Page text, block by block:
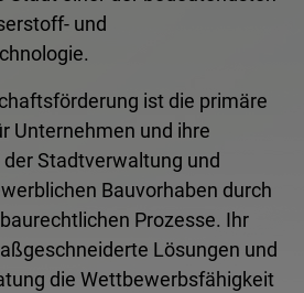
und
ist die primäre
Unternehmen und ihre
Stadtverwaltung und
Bauvorhaben durch
Prozesse. Ihr
Lösungen und
die Wettbewerbsfähigkeit